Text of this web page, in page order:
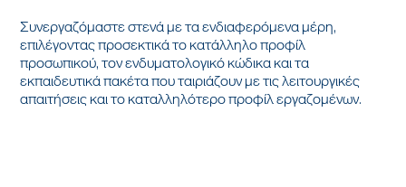
Συνεργαζόμαστε στενά με τα ενδιαφερόμενα μέρη,
επιλέγοντας προσεκτικά το κατάλληλο προφίλ
προσωπικού, τον ενδυματολογικό κώδικα και τα
εκπαιδευτικά πακέτα που ταιριάζουν με τις λειτουργικές
απαιτήσεις και το καταλληλότερο προφίλ εργαζομένων.